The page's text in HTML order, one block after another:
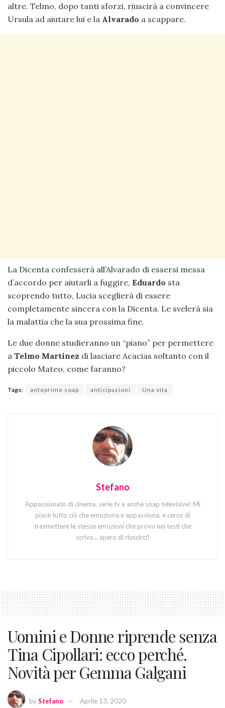
altre. Telmo, dopo tanti sforzi, riuscirà a convincere
Ursula ad aiutare lui e la Alvarado a scappare.
La Dicenta confesserà all’Alvarado di essersi messa
d’accordo per aiutarli a fuggire, Eduardo sta
scoprendo tutto, Lucia sceglierà di essere
completamente sincera con la Dicenta. Le svelerà sia
la malattia che la sua prossima fine.
Le due donne studieranno un “piano” per permettere
a Telmo Martinez di lasciare Acacias soltanto con il
piccolo Mateo, come faranno?
Tags: anteprime soap anticipazioni Una vita
Stefano
Appassionato di cinema, serie tv e anche soap televisive! Mi
piace tutto ciò che emoziona e appassiona, e cerco di
trasmettere le stesse emozioni che provo nei testi che
scrivo... spero di riuscirci!
Uomini e Donne riprende senza
Tina Cipollari: ecco perché.
Novità per Gemma Galgani
byStefano Aprile 13, 2020